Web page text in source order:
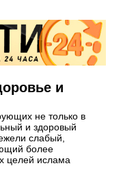
и
не только в
и здоровый
слабый,
более
целей ислама